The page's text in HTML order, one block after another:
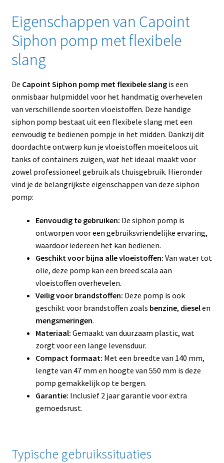
Eigenschappen van Capoint
Siphon pomp met flexibele
slang
De Capoint Siphon pomp met flexibele slangis een
onmisbaar hulpmiddel voor het handmatig overhevelen
van verschillende soorten vloeistoffen. Deze handige
siphon pomp bestaat uit een flexibele slang met een
eenvoudig te bedienen pompje in het midden. Dankzij dit
doordachte ontwerp kun je vloeistoffen moeiteloos uit
tanks of containers zuigen, wat het ideaal maakt voor
zowel professioneel gebruik als thuisgebruik. Hieronder
vind je de belangrijkste eigenschappen van deze siphon
pomp:
Eenvoudig te gebruiken: De siphon pomp is
ontworpen voor een gebruiksvriendelijke ervaring,
waardoor iedereen het kan bedienen.
Geschikt voor bijna alle vloeistoffen: Van water tot
olie, deze pomp kan een breed scala aan
vloeistoffen overhevelen.
Veilig voor brandstoffen: Deze pomp is ook
geschikt voor brandstoffen zoals benzine, dieselen
mengsmeringen.
Materiaal: Gemaakt van duurzaam plastic, wat
zorgt voor een lange levensduur.
Compact formaat: Met een breedte van 140 mm,
lengte van 47 mm en hoogte van 550 mm is deze
pomp gemakkelijk op te bergen.
Garantie: Inclusief 2 jaar garantie voor extra
gemoedsrust.
Typische gebruikssituaties